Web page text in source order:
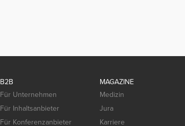
B2B
Für Unternehmen
Für Inhaltsanbieter
Für Konferenzanbieter
MAGAZINE
Medizin
Jura
Karriere